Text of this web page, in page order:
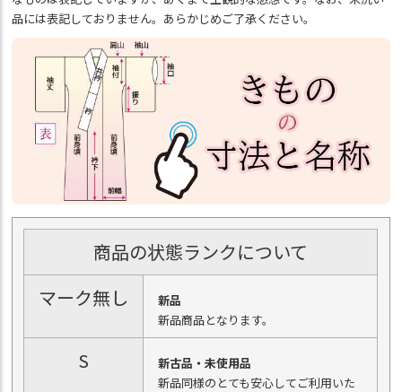
品には表記しておりません。あらかじめご了承ください。
商品の状態ランクについて
マーク無し
新品
新品商品となります。
S
新古品・未使用品
新品同様のとても安心してご利用いた